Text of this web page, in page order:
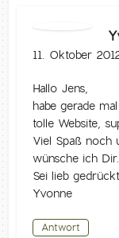
11. Oktober
Hallo Jens,
habe gerade
tolle Website,
Viel Spaß noch
wünsche ich Dir.
Sei lieb gedrückt
Yvonne
Antwort